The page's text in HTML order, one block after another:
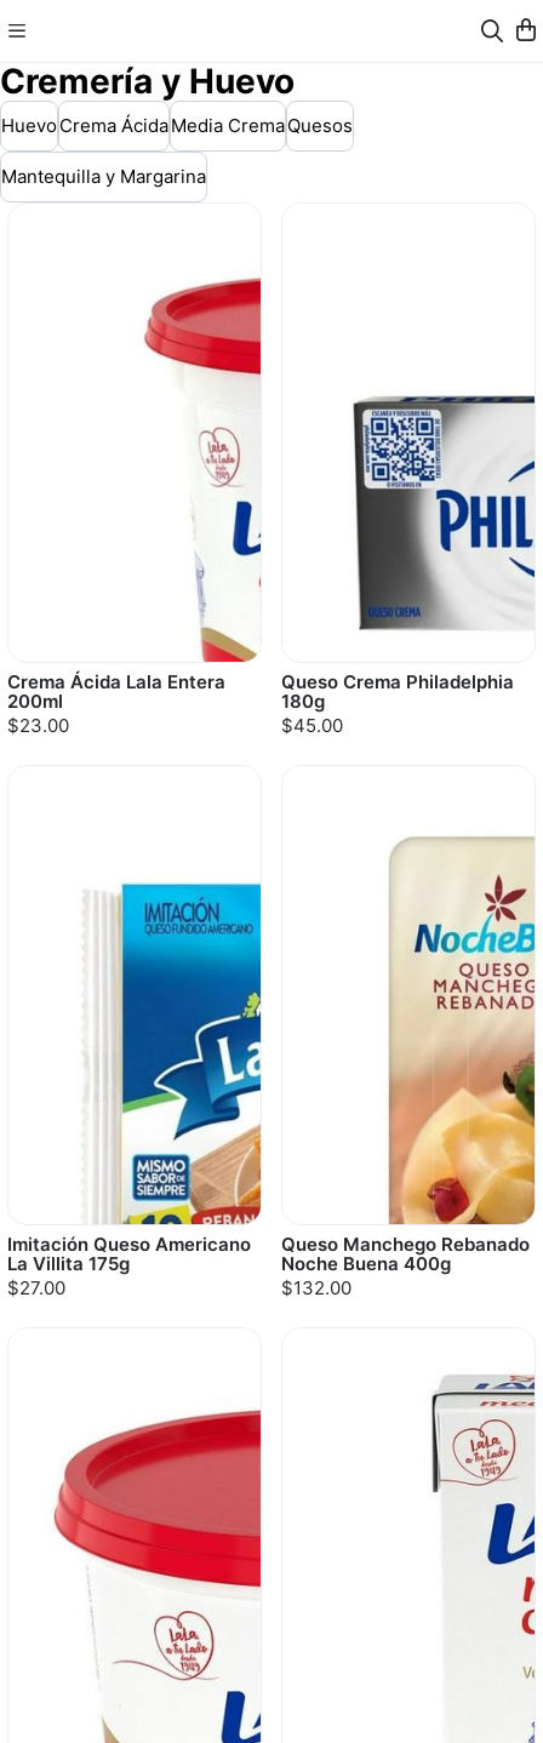
Cremería y Huevo
HuevoCrema ÁcidaMedia CremaQuesos
Mantequilla y Margarina
Crema Ácida Lala Entera
200ml
$23.00
Queso Crema Philadelphia
180g
$45.00
Imitación Queso Americano
La Villita 175g
$27.00
Queso Manchego Rebanado
Noche Buena 400g
$132.00